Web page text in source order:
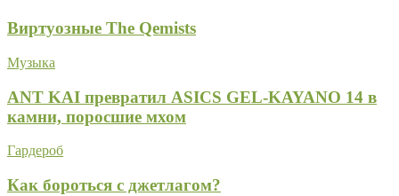
Виртуозные The Qemists
Музыка
ANT KAI превратил ASICS GEL-KAYANO 14 в
камни, поросшие мхом
Гардероб
Как бороться с джетлагом?